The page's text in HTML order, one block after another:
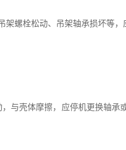
栓松动、吊架轴承损坏等，
壳体摩擦，应停机更换轴承